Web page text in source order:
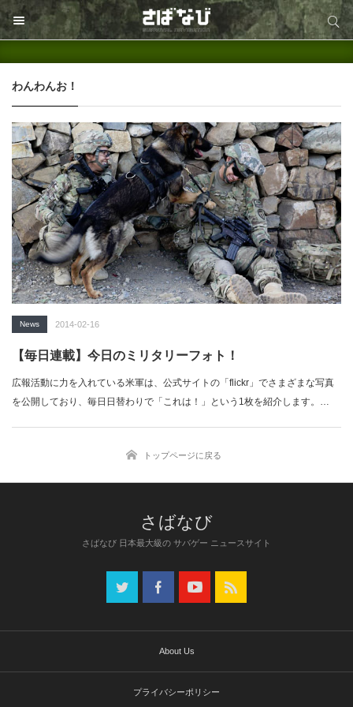
サイト内検索
わんわんお！
News 2014-02-16
【毎日連載】今日のミリタリーフォト！
広報活動に力を入れている米軍は、公式サイトの「flickr」でさまざまな写真
を公開しており、毎日日替わりで「これは！」という1枚を紹介します。…
トップページに戻る
さばなび 日本最大級の サバゲー ニュースサイト
About Us
プライバシーポリシー
サイト内検索